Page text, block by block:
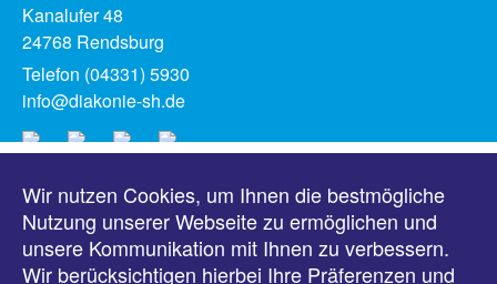
Kanalufer 48
24768 Rendsburg
Telefon (04331) 5930
info@diakonie-sh.de
Meldungen
Veranstaltungen
Wir nutzen Cookies, um Ihnen die bestmögliche
Nutzung unserer Webseite zu ermöglichen und
unsere Kommunikation mit Ihnen zu verbessern.
Wir berücksichtigen hierbei Ihre Präferenzen und